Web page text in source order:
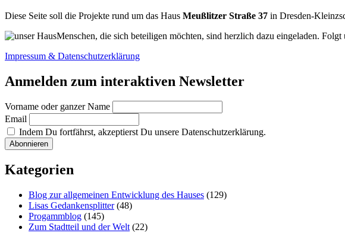
Diese Seite soll die Projekte rund um das Haus Meußlitzer Straße 37 in Dresden-
Menschen, die sich beteiligen möchten, sind herzlich dazu eingeladen. Folgt
Impressum & Datenschutzerklärung
Anmelden zum interaktiven Newsletter
Vorname oder ganzer Name
Email
Indem Du fortfährst, akzeptierst Du unsere Datenschutzerklärung.
Kategorien
Blog zur allgemeinen Entwicklung des Hauses (129)
Lisas Gedankensplitter(48)
Progammblog (145)
Zum Stadtteil und der Welt (22)